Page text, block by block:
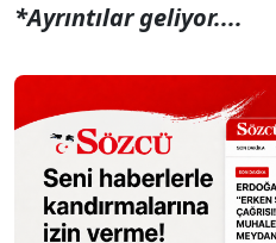
*Ayrıntılar geliyor....